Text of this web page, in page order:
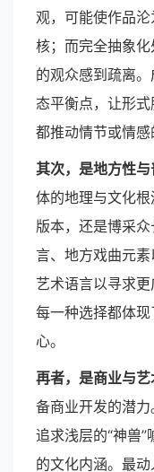
观，可能使作品
核；而完全抽象
的观众感到疏离
态平衡点，让形
都推动情节或情感
其次，是地方性与
体的地理与文化
版本，还是博采
言、地方戏曲元素
艺术语言以寻求
每一种选择都体
心。
再者，是商业与艺
备商业开发的潜力
追求浅层的“神兽
的文化内涵。最